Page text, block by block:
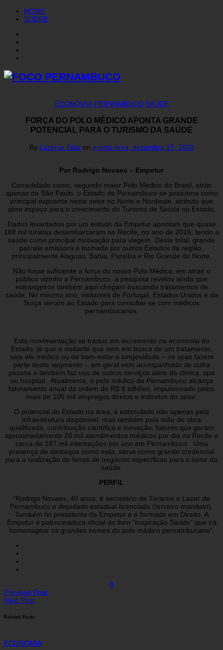
HOME
SOBRE
ECONOMIA PERNAMBUCO SAÚDE
FORÇA DO POLO MÉDICO APONTA GRANDE
POTENCIAL PARA O TURISMO DA SAÚDE
By Luzimar Dias on quinta-feira, dezembro 17, 2020
Por Rodrigo Novaes – Empetur
Consolidado como, segundo maior Polo Médico do Brasil, atrás
apenas de São Paulo, o Estado de Pernambuco se posiciona como
principal expoente neste setor no Norte e Nordeste, atributo que
abre espaço para o crescimento do Turismo de Saúde no Estado.
Dados levantados por um estudo da Empetur apontam que quase
168 mil turistas desembarcaram no Recife, no ano de 2016, tendo a
saúde como principal motivação para viagem. Deste total, grande
parcela emissora é formada por outros Estados da região,
principalmente Alagoas, Bahia, Paraíba e Rio Grande do Norte.
Não fosse suficiente a força do nosso Polo Médico, em atrair o
público vizinho a Pernambuco, a pesquisa revelou ainda que
estrangeiros também aqui chegam buscando tratamentos de
saúde. No mesmo ano, visitantes de Portugal, Estados Unidos e da
Suíça vieram ao Estado para consultar-se com médicos
pernambucanos.
Esta movimentação se traduz em incremento na economia do
Estado, já que o visitante que vem em busca de um tratamento,
seja ele médico ou de bem-estar e longevidade – os spas fazem
parte deste segmento -, em geral vem acompanhado de outra
pessoa e também faz uso de outros serviços além da clínica, spa
ou hospital. Atualmente, o polo médico de Pernambuco alcança
faturamento anual da ordem de R$ 8 bilhões, impulsionado pelos
mais de 105 mil empregos diretos e indiretos do setor.
O potencial do Estado na área, é estimulado não apenas pela
infraestrutura disponível, mas também pela mão de obra
qualificada, contribuição científica e inovação; fatores que geram
aproximadamente 20 mil atendimentos médicos por dia no Recife e
cerca de 187 mil internações por ano em Pernambuco. Uma
presença de destaque como esta, serve como grande credencial
para a realização de feiras de negócios específicas para o setor da
saúde.
PERFIL
“Rodrigo Novaes, 40 anos, é secretário de Turismo e Lazer de
Pernambuco e deputado estadual licenciado (terceiro mandato).
Também foi presidente da Empetur e é formado em Direito. A
Empetur é patrocinadora oficial do livro “Inspiração Saúde” que irá
homenagear os grandes nomes do polo médico pernambucano”.
0
Previous Post
Next Post
Related Posts
ECONOMIA